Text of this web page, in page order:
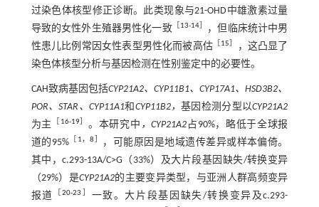
过染色体核型修正诊断。此类现象与21-OHD中雄激素过量
导致的女性外生殖器男性化一致［ 13-14］
，但临床统计中男
性患儿比例常因女性表型男性化而被高估
15
，这凸显了
染色体核型分析与基因检测在性别鉴定中的必要性。
CAH致病基因包括CYP21A2、CYP11B1、CYP17A1、HSD3B2、
POR、STAR、CYP11A1和 CYP11B2，基因检测分型以CYP21A2
为主
16-19］ 。本研究中 ，CYP21A2 占90%，略低于全球报
道的95%
1，8
，可能原因是地域遗传差异或样本偏倚。
其中，c.293-13A/C>G（33%）及大片段基因缺失/转换变异
（29%）是CYP21A2的主要变异类型，与亚洲人群高频变异
报道
［20-23
一致。大片段基因缺失/转换变异及c.293-